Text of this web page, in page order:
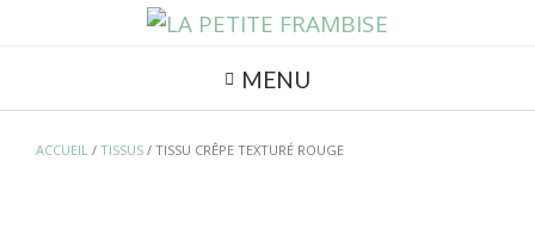
MENU
ACCUEIL / TISSUS / TISSU CRÊPE TEXTURÉ ROUGE